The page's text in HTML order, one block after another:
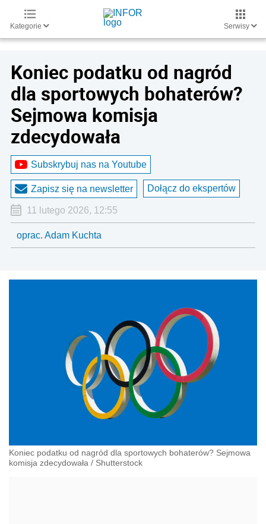
Kategorie Serwisy
Koniec podatku od nagród
dla sportowych bohaterów?
Sejmowa komisja
zdecydowała
Subskrybuj nas na Youtube
Zapisz się na newsletter Dołącz do ekspertów
11 lutego 2026, 12:55
oprac. Adam Kuchta
Koniec podatku od nagród dla sportowych bohaterów? Sejmowa
komisja zdecydowała / Shutterstock